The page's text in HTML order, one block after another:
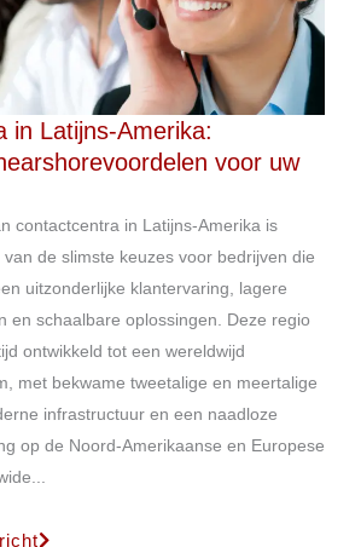
in Latijns-Amerika:
voor uw
contactcentra in Latijns-Amerika is
de slimste keuzes voor bedrijven die
uitzonderlijke klantervaring, lagere
en schaalbare oplossingen. Deze regio
ontwikkeld tot een wereldwijd
met bekwame tweetalige en meertalige
infrastructuur en een naadloze
op de Noord-Amerikaanse en Europese